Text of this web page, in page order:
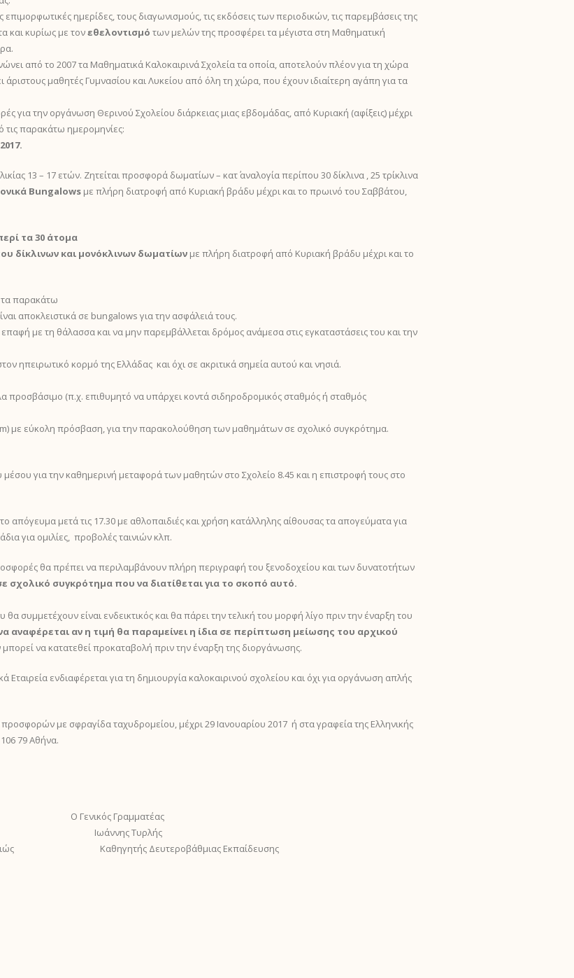
ημερίδες, τους διαγωνισμούς, τις εκδόσεις των περιοδικών, τις παρεμβάσεις της
και κυρίως με τονεθελοντισμό των μελών της προσφέρει τα μέγιστα στη Μαθηματική
από το 2007 τα Μαθηματικά Καλοκαιρινά Σχολεία τα οποία, αποτελούν πλέον για τη χώρα
άριστους μαθητές Γυμνασίου και Λυκείου από όλη τη χώρα, που έχουν ιδιαίτερη αγάπη για τα
για την οργάνωση Θερινού Σχολείου διάρκειας μιας εβδομάδας, από Κυριακή (αφίξεις) μέχρι
τις παρακάτω ημερομηνίες:
13 – 17 ετών. Ζητείται προσφορά δωματίων – κατ΄ αναλογία περίπου 30 δίκλινα , 25 τρίκλινα
Bungalowsμε πλήρη διατροφή από Κυριακή βράδυ μέχρι και το πρωινό του Σαββάτου,
τα 30 άτομα
δίκλινων και μονόκλινων δωματίωνμε πλήρη διατροφή από Κυριακή βράδυ μέχρι και το
παρακάτω
αποκλειστικά σε bungalows για την ασφάλειά τους.
με τη θάλασσα και να μην παρεμβάλλεται δρόμος ανάμεσα στις εγκαταστάσεις του και την
ηπειρωτικό κορμό της Ελλάδας και όχι σε ακριτικά σημεία αυτού και νησιά.
προσβάσιμο (π.χ. επιθυμητό να υπάρχει κοντά σιδηροδρομικός σταθμός ή σταθμός
με εύκολη πρόσβαση, για την παρακολούθηση των μαθημάτων σε σχολικό συγκρότημα.
για την καθημερινή μεταφορά των μαθητών στο Σχολείο 8.45 και η επιστροφή τους στο
μετά τις 17.30 με αθλοπαιδιές και χρήση κατάλληλης αίθουσας τα απογεύματα για
για ομιλίες, προβολές ταινιών κλπ.
θα πρέπει να περιλαμβάνουν πλήρη περιγραφή του ξενοδοχείου και των δυνατοτήτων
σχολικό συγκρότημα που να διατίθεται για το σκοπό αυτό.
συμμετέχουν είναι ενδεικτικός και θα πάρει την τελική του μορφή λίγο πριν την έναρξη του
αναφέρεται αν η τιμή θα παραμείνει η ίδια σε περίπτωση μείωσης του αρχικού
μπορεί να κατατεθεί προκαταβολή πριν την έναρξη της διοργάνωσης.
ενδιαφέρεται για τη δημιουργία καλοκαιρινού σχολείου και όχι για οργάνωση απλής
με σφραγίδα ταχυδρομείου, μέχρι 29 Ιανουαρίου 2017 ή στα γραφεία της Ελληνικής
79 Αθήνα.
Γραμματέας
Ιωάννης Τυρλής
Πειραιώς Καθηγητής Δευτεροβάθμιας Εκπαίδευσης